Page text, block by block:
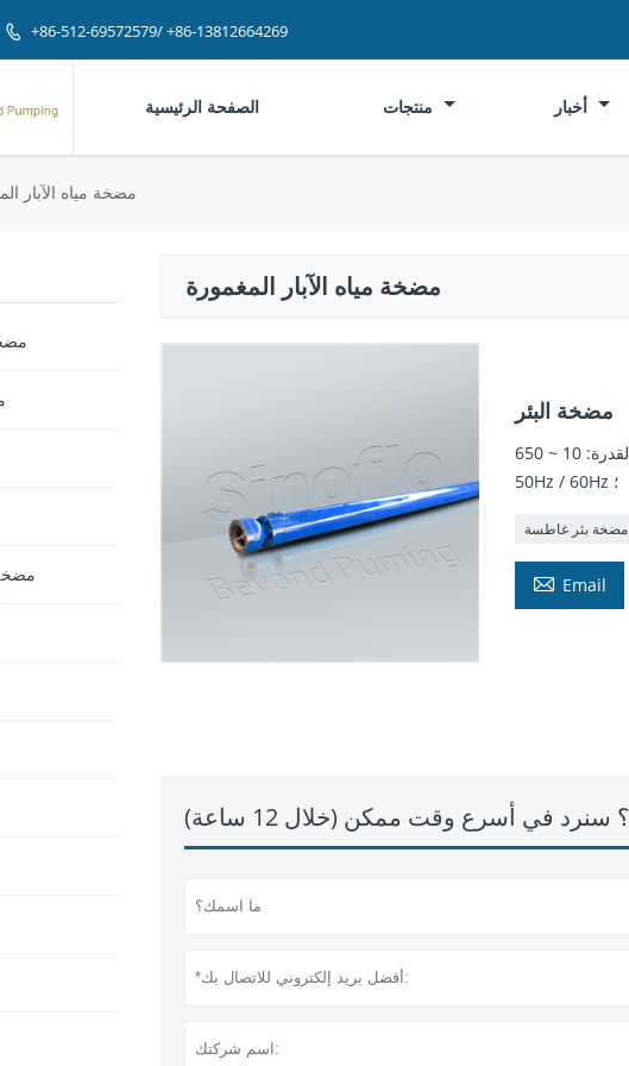
 +86-512-69572579/ +86-13812664269
الصفحة الرئيسية أخبار
مضخة مياه الآبار
مضخة مياه الآبار المغمورة
مضخة البئر
المعلمة الفنية: -القدرة: 10 ~ 650m3 / ساعة ؛ - الرأس: 10 ~ 600 م ؛ -إمدادات الطاقة: 380V / 460V ،
50Hz / 60Hz ؛
مضخة بئر غاطسة
 Email
في أسرع وقت ممكن (خلال 12 ساعة)